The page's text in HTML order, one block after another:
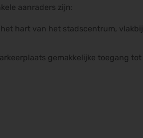
aanraders zijn:
hart van het stadscentrum, vlakbij
gemakkelijke toegang tot